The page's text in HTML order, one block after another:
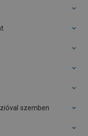
szemben